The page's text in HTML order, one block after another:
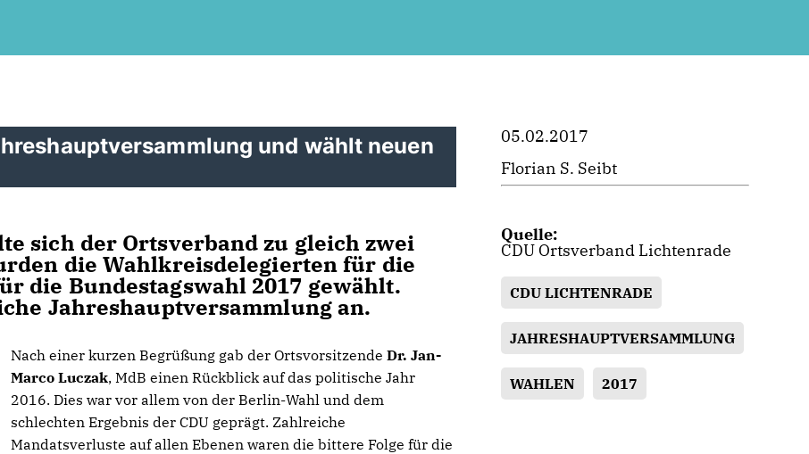
und wählt neuen
sich der Ortsverband zu gleich zwei
die Wahlkreisdelegierten für die
die Bundestagswahl 2017 gewählt.
Jahreshauptversammlung an.
Nach einer kurzen Begrüßung gab der OrtsvorsitzendeDr. Jan-
Marco Luczak, MdB einen Rückblick auf das politische Jahr
2016. Dies war vor allem von der Berlin-Wahl und dem
schlechten Ergebnis der CDU geprägt. Zahlreiche
Mandatsverluste auf allen Ebenen waren die bittere Folge für die
05.02.2017
Florian S. Seibt
Quelle:
CDU Ortsverband Lichtenrade
CDU LICHTENRADE
JAHRESHAUPTVERSAMMLUNG
WAHLEN 2017